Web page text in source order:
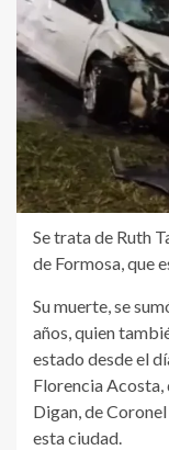
Se trata de Ruth
de Formosa, que
Su muerte, se
años, quien
estado desde el
Florencia Acosta,
Digan, de
esta ciudad.